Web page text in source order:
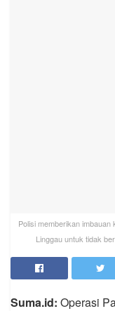
Polisi memberikan
Linggau untuk tidak
Suma.id: Operasi